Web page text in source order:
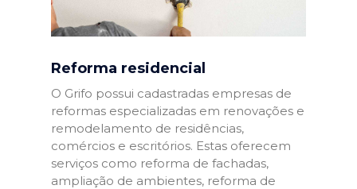
Reforma residencial
O Grifo possui cadastradas empresas de
reformas especializadas em renovações e
remodelamento de residências,
comércios e escritórios. Estas oferecem
serviços como reforma de fachadas,
ampliação de ambientes, reforma de